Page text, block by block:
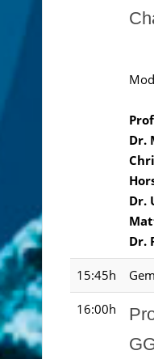
Dr.
Dr.
Dr.
15:45h
16:00h